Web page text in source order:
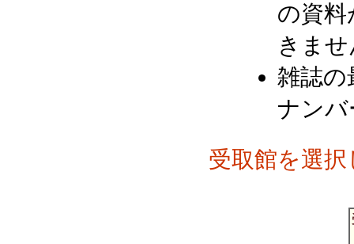
の資料
きま
雑誌の
ナン
受取館を選